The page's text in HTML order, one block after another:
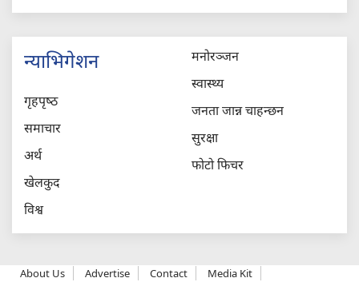
न्याभिगेशन
गृहपृष्‍ठ
समाचार
अर्थ
खेलकुद
विश्व
मनोरञ्जन
स्वास्थ्य
जनता जान्न चाहन्छन
सुरक्षा
फोटो फिचर
About Us Advertise Contact Media Kit